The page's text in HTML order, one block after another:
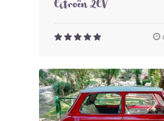
Citroën 2CV